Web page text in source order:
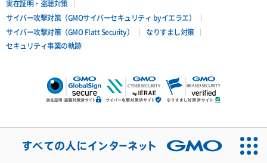
実在証明・盗聴対策
サイバー攻撃対策（GMOサイバーセキュリティ byイエラエ）
サイバー攻撃対策（GMO Flatt Security）
なりすまし対策
セキュリティ事業の軌跡